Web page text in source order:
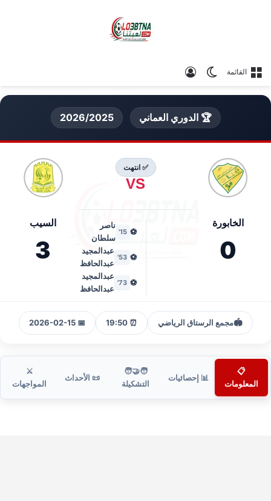
القائمة الوضع المظلم
🏆 الدوري العماني 2026/2025
الخابورة
0
✅ انتهت
VS
⚽
15'
ناصر
سلطان
⚽
53'
عبدالمجيد
عبدالحافظ
⚽
73'
عبدالمجيد
عبدالحافظ
السيب
3
🏟️مجمع الرستاق الرياضي ⏰ 19:50
📅 2026-02-15
📋
المعلومات
📊 إحصائيات
🧑‍🤝‍🧑
التشكيلة
📜 الأحداث
⚔️
المواجهات